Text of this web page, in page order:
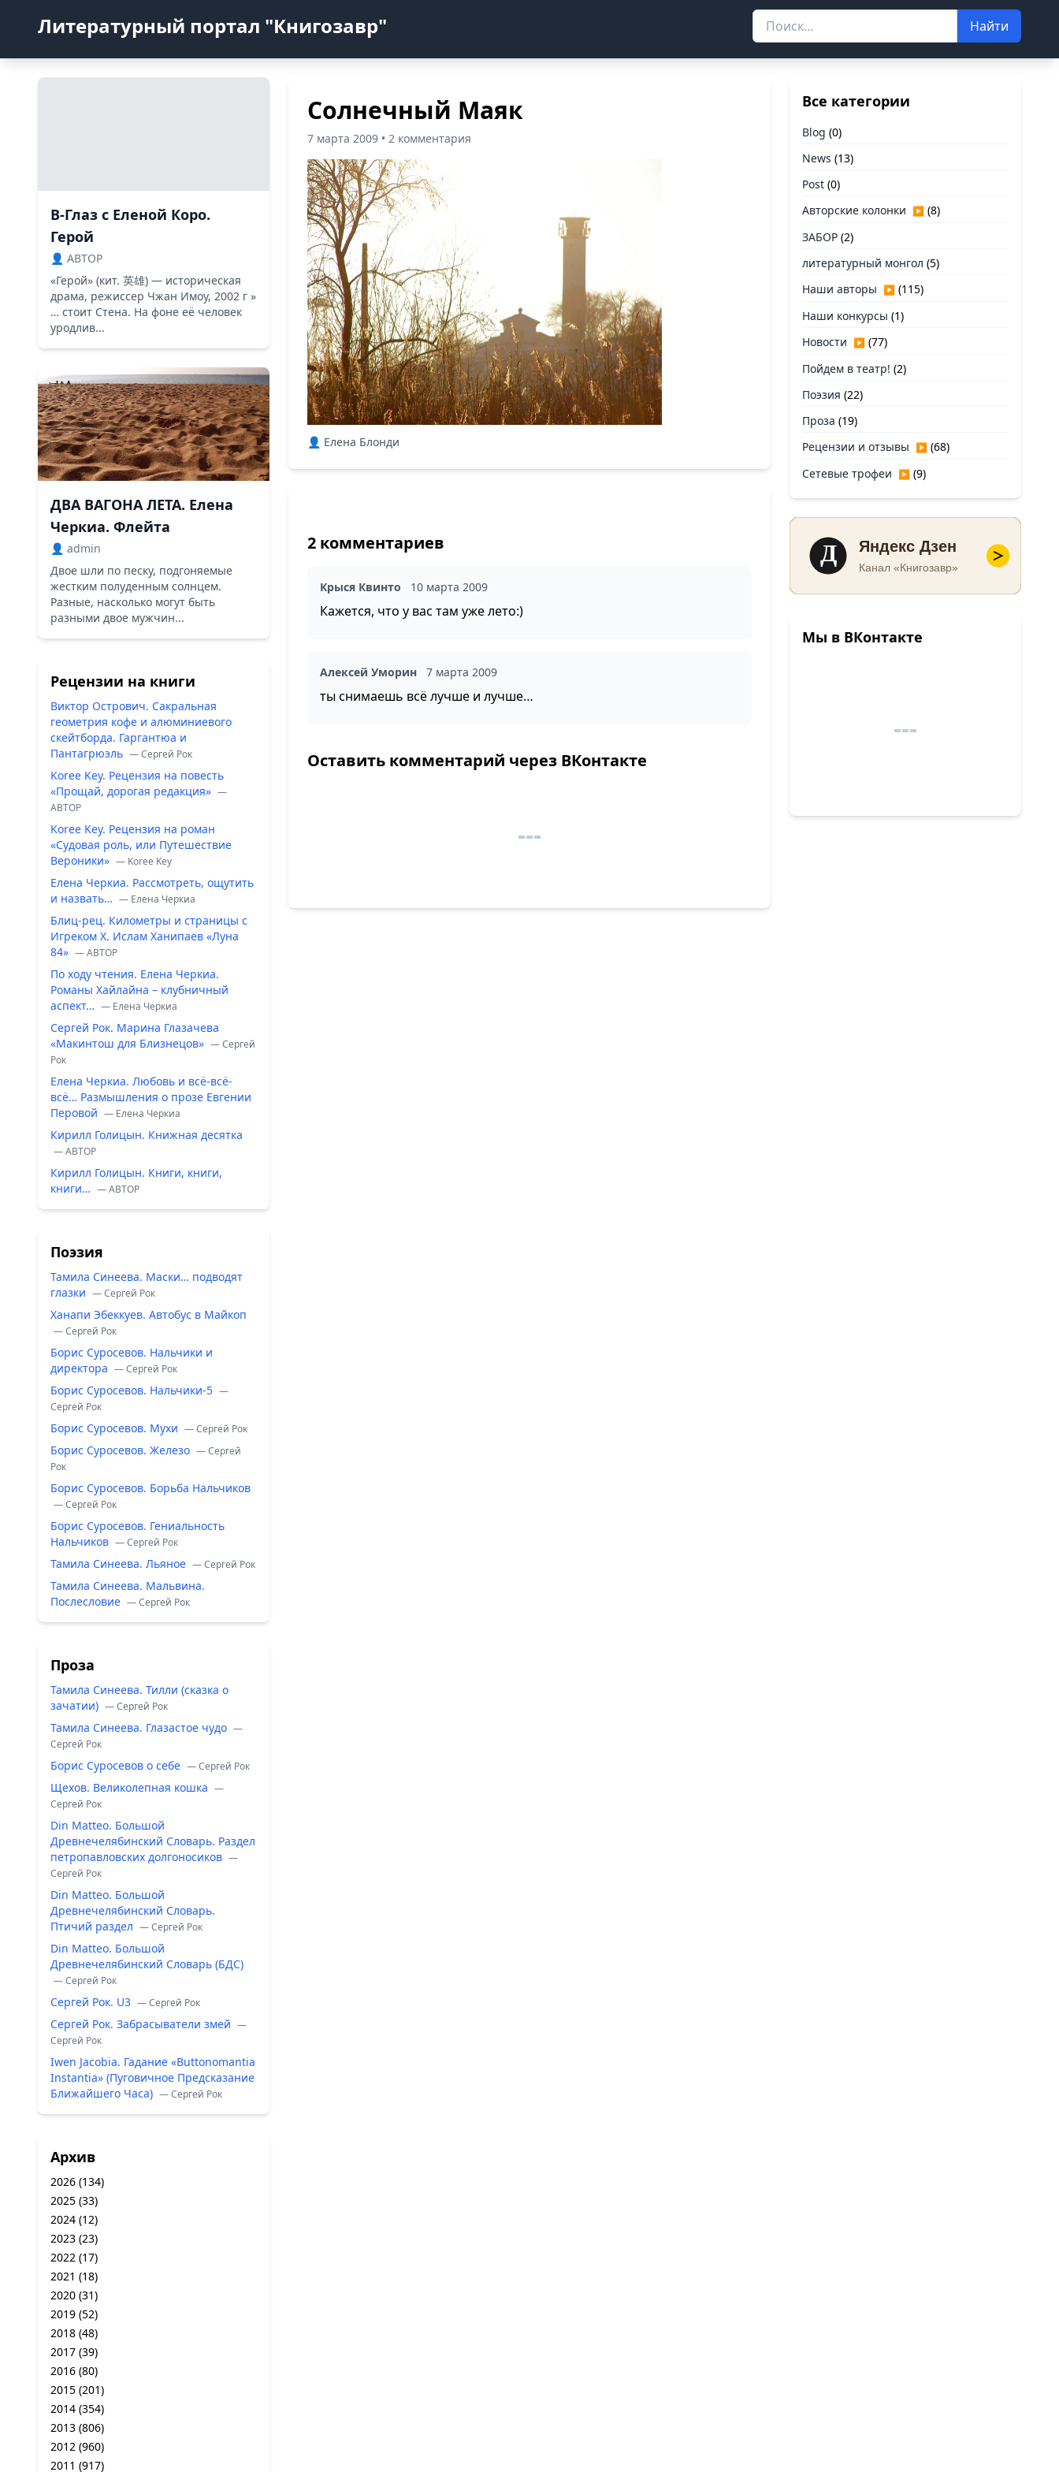
Литературный портал "Книгозавр" Найти
В-Глаз с Еленой Коро.
Герой
👤 ABTOP
«Герой» (кит. 英雄) — историческая
драма, режиссер Чжан Имоу, 2002 г »
… стоит Стена. На фоне её человек
уродлив...
ДВА ВАГОНА ЛЕТА. Елена
Черкиа. Флейта
👤 admin
Двое шли по песку, подгоняемые
жестким полуденным солнцем.
Разные, насколько могут быть
разными двое мужчин...
Рецензии на книги
Виктор Острович. Сакральная
геометрия кофе и алюминиевого
скейтборда. Гаргантюа и
Пантагрюэль — Сергей Рок
Koree Key. Рецензия на повесть
«Прощай, дорогая редакция» —
ABTOP
Koree Key. Рецензия на роман
«Судовая роль, или Путешествие
Вероники» — Koree Key
Елена Черкиа. Рассмотреть, ощутить
и назвать… — Елена Черкиа
Блиц-рец. Километры и страницы с
Игреком Х. Ислам Ханипаев «Луна
84» — ABTOP
По ходу чтения. Елена Черкиа.
Романы Хайлайна – клубничный
аспект… — Елена Черкиа
Сергей Рок. Марина Глазачева
«Макинтош для Близнецов» — Сергей
Рок
Елена Черкиа. Любовь и всё-всё-
всё… Размышления о прозе Евгении
Перовой — Елена Черкиа
Кирилл Голицын. Книжная десятка
— ABTOP
Кирилл Голицын. Книги, книги,
книги… — ABTOP
Поэзия
Тамила Синеева. Маски… подводят
глазки — Сергей Рок
Ханапи Эбеккуев. Автобус в Майкоп
— Сергей Рок
Борис Суросевов. Нальчики и
директора — Сергей Рок
Борис Суросевов. Нальчики-5 —
Сергей Рок
Борис Суросевов. Мухи — Сергей Рок
Борис Суросевов. Железо — Сергей
Рок
Борис Суросевов. Борьба Нальчиков
— Сергей Рок
Борис Суросевов. Гениальность
Нальчиков — Сергей Рок
Тамила Синеева. Льяное — Сергей Рок
Тамила Синеева. Мальвина.
Послесловие — Сергей Рок
Проза
Тамила Синеева. Тилли (сказка о
зачатии) — Сергей Рок
Тамила Синеева. Глазастое чудо —
Сергей Рок
Борис Суросевов о себе — Сергей Рок
Щехов. Великолепная кошка —
Сергей Рок
Din Matteo. Большой
Древнечелябинский Словарь. Раздел
петропавловских долгоносиков —
Сергей Рок
Din Matteo. Большой
Древнечелябинский Словарь.
Птичий раздел — Сергей Рок
Din Matteo. Большой
Древнечелябинский Словарь (БДС)
— Сергей Рок
Сергей Рок. U3 — Сергей Рок
Сергей Рок. Забрасыватели змей —
Сергей Рок
Iwen Jacobia. Гадание «Buttonomantia
Instantia» (Пуговичное Предсказание
Ближайшего Часа) — Сергей Рок
Архив
2026 (134)
2025 (33)
2024 (12)
2023 (23)
2022 (17)
2021 (18)
2020 (31)
2019 (52)
2018 (48)
2017 (39)
2016 (80)
2015 (201)
2014 (354)
2013 (806)
2012 (960)
2011 (917)
Солнечный Маяк
7 марта 2009 • 2 комментария
👤 Елена Блонди
2 комментариев
Крыся Квинто 10 марта 2009
Кажется, что у вас там уже лето:)
Алексей Уморин 7 марта 2009
ты снимаешь всё лучше и лучше…
Оставить комментарий через ВКонтакте
Все категории
Blog (0)
News (13)
Post (0)
Авторские колонки ▶ (8)
ЗАБОР (2)
литературный монгол (5)
Наши авторы ▶ (115)
Наши конкурсы (1)
Новости ▶ (77)
Пойдем в театр! (2)
Поэзия (22)
Проза (19)
Рецензии и отзывы ▶ (68)
Сетевые трофеи ▶ (9)
Д Яндекс Дзен
Канал «Книгозавр»
Мы в ВКонтакте